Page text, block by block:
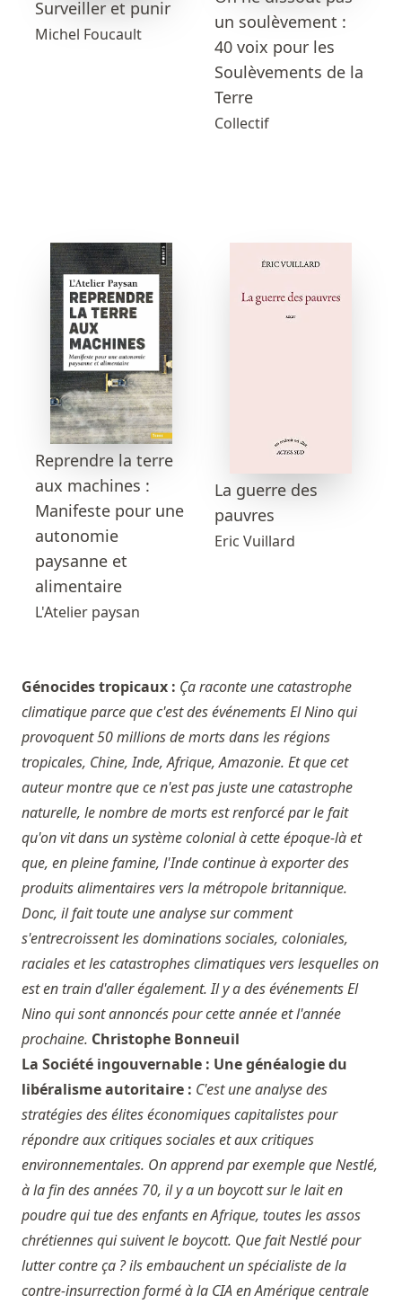
Surveiller et punir
Michel Foucault
un soulèvement :
40 voix pour les
Soulèvements de la
Terre
Collectif
Reprendre la terre
aux machines :
Manifeste pour une
autonomie
paysanne et
alimentaire
L'Atelier paysan
La guerre des
pauvres
Eric Vuillard
Génocides tropicaux : Ça raconte une catastrophe
climatique parce que c'est des événements El Nino qui
provoquent 50 millions de morts dans les régions
tropicales, Chine, Inde, Afrique, Amazonie. Et que cet
auteur montre que ce n'est pas juste une catastrophe
naturelle, le nombre de morts est renforcé par le fait
qu'on vit dans un système colonial à cette époque-là et
que, en pleine famine, l'Inde continue à exporter des
produits alimentaires vers la métropole britannique.
Donc, il fait toute une analyse sur comment
s'entrecroissent les dominations sociales, coloniales,
raciales et les catastrophes climatiques vers lesquelles on
est en train d'aller également. Il y a des événements El
Nino qui sont annoncés pour cette année et l'année
prochaine. Christophe Bonneuil
La Société ingouvernable : Une généalogie du
libéralisme autoritaire : C'est une analyse des
stratégies des élites économiques capitalistes pour
répondre aux critiques sociales et aux critiques
environnementales. On apprend par exemple que Nestlé,
à la fin des années 70, il y a un boycott sur le lait en
poudre qui tue des enfants en Afrique, toutes les assos
chrétiennes qui suivent le boycott. Que fait Nestlé pour
lutter contre ça ? ils embauchent un spécialiste de la
contre-insurrection formé à la CIA en Amérique centrale